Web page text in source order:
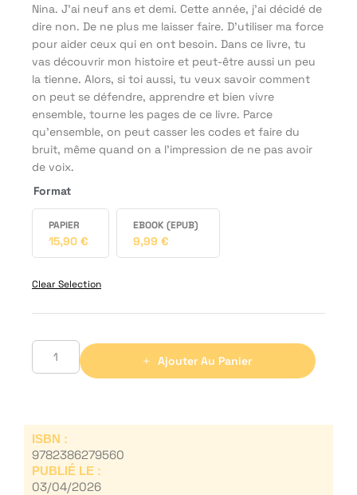
Nina. J’ai neuf ans et demi. Cette année, j’ai décidé de
dire non. De ne plus me laisser faire. D’utiliser ma force
pour aider ceux qui en ont besoin. Dans ce livre, tu
vas découvrir mon histoire et peut-être aussi un peu
la tienne. Alors, si toi aussi, tu veux savoir comment
on peut se défendre, apprendre et bien vivre
ensemble, tourne les pages de ce livre. Parce
qu’ensemble, on peut casser les codes et faire du
bruit, même quand on a l’impression de ne pas avoir
de voix.
Format
PAPIER
15,90 €
EBOOK (EPUB)
9,99 €
Clear Selection
Ajouter Au Panier
ISBN :
9782386279560
PUBLIÉ LE :
03/04/2026